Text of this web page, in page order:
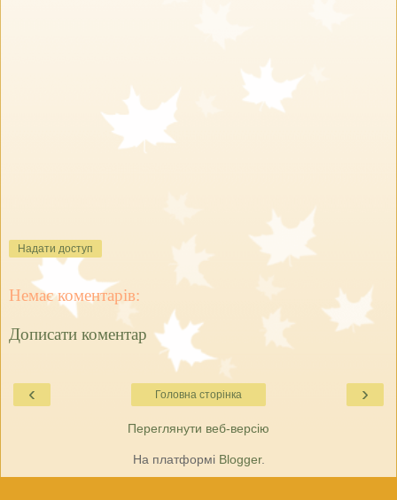
Надати доступ
Немає коментарів:
Дописати коментар
‹ ›
Головна сторінка
Переглянути веб-версію
На платформі Blogger.